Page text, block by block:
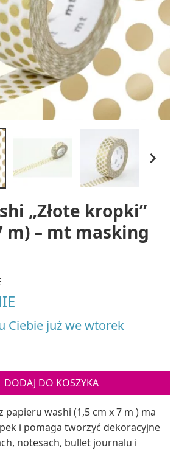

„Złote kropki”
m) – mt masking
Ciebie już we wtorek
DODAJ DO KOSZYKA
papieru washi (1,5 cm x 7 m ) ma
i pomaga tworzyć dekoracyjne
notesach, bullet journalu i